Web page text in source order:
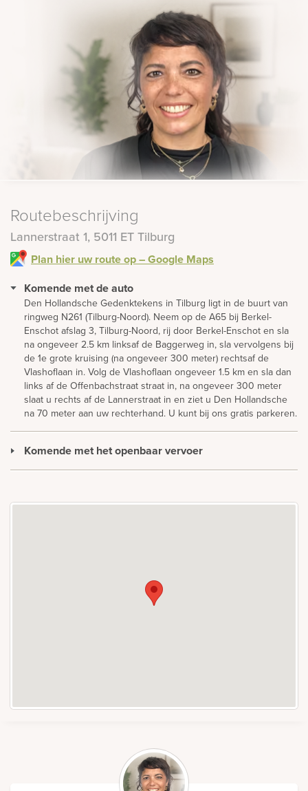
Routebeschrijving
Lannerstraat 1, 5011 ET Tilburg
Plan hier uw route op – Google Maps
Komende met de auto
Den Hollandsche Gedenktekens in Tilburg ligt in de buurt van
ringweg N261 (Tilburg-Noord). Neem op de A65 bij Berkel-
Enschot afslag 3, Tilburg-Noord, rij door Berkel-Enschot en sla
na ongeveer 2.5 km linksaf de Baggerweg in, sla vervolgens bij
de 1e grote kruising (na ongeveer 300 meter) rechtsaf de
Vlashoflaan in. Volg de Vlashoflaan ongeveer 1.5 km en sla dan
links af de Offenbachstraat straat in, na ongeveer 300 meter
slaat u rechts af de Lannerstraat in en ziet u Den Hollandsche
na 70 meter aan uw rechterhand. U kunt bij ons gratis parkeren.
Komende met het openbaar vervoer
Quirijnstok, u stapt uit bij halte Bushalte Offenbachstraat (na